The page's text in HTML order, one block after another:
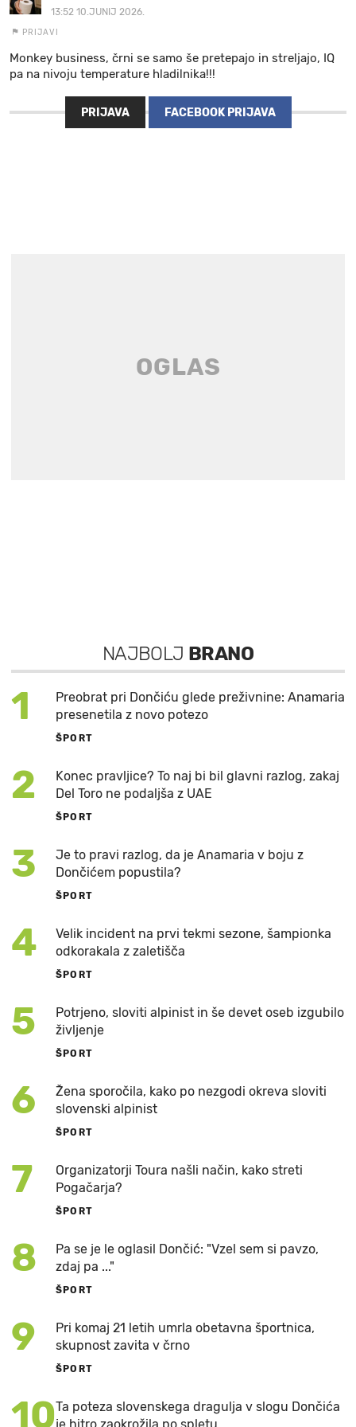
13:52 10.JUNIJ 2026.
PRIJAVI
Monkey business, črni se samo še pretepajo in streljajo, IQ
pa na nivoju temperature hladilnika!!!
PRIJAVA FACEBOOK PRIJAVA
NAJBOLJ BRANO
1
Preobrat pri Dončiću glede preživnine: Anamaria
presenetila z novo potezo
ŠPORT
2
Konec pravljice? To naj bi bil glavni razlog, zakaj
Del Toro ne podaljša z UAE
ŠPORT
3
Je to pravi razlog, da je Anamaria v boju z
Dončićem popustila?
ŠPORT
4
Velik incident na prvi tekmi sezone, šampionka
odkorakala z zaletišča
ŠPORT
5
Potrjeno, sloviti alpinist in še devet oseb izgubilo
življenje
ŠPORT
6
Žena sporočila, kako po nezgodi okreva sloviti
slovenski alpinist
ŠPORT
7
Organizatorji Toura našli način, kako streti
Pogačarja?
ŠPORT
8
Pa se je le oglasil Dončić: "Vzel sem si pavzo,
zdaj pa ..."
ŠPORT
9
Pri komaj 21 letih umrla obetavna športnica,
skupnost zavita v črno
ŠPORT
10Ta poteza slovenskega dragulja v slogu Dončića